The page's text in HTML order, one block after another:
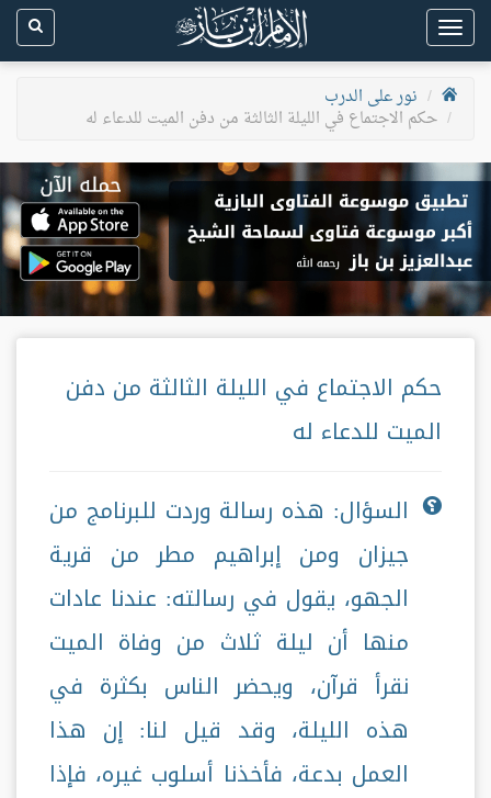
Toggle
navigation
نور على الدرب
حكم الاجتماع في الليلة الثالثة من دفن الميت للدعاء له
حكم الاجتماع في الليلة الثالثة من دفن
الميت للدعاء له
السؤال: هذه رسالة وردت للبرنامج من
جيزان ومن إبراهيم مطر من قرية
الجهو، يقول في رسالته: عندنا عادات
منها أن ليلة ثلاث من وفاة الميت
نقرأ قرآن، ويحضر الناس بكثرة في
هذه الليلة، وقد قيل لنا: إن هذا
العمل بدعة، فأخذنا أسلوب غيره، فإذا